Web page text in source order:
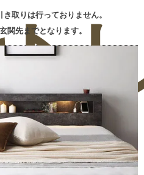
レ
取りは行っておりません。
関先までとなります。